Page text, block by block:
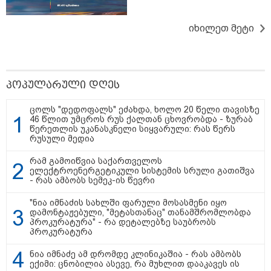
15:54 / 06-08-2026
"ბრალი არის აბურდული -
სამწუხაროა, რომ სრულიად
კატეგორიის ყველა სიახლე
მკითხველის რჩევით
იხილეთ მეტი
პოპულარული დღეს
ცოლს "დედოფალს" ეძახდა, ხოლო 20 წელი თავისზე
46 წლით უმცროს რუს ქალთან ცხოვრობდა - ზურაბ
წერეთლის უკანასკნელი სიყვარული: რას წერს
რუსული მედია
რამ გამოიწვია საქართველოს
ელექტროენერგეტიკული სისტემის სრული გათიშვა
- რას ამბობს სემეკ-ის წევრი
"ნია იმნაძის სახლში ფარული მოსასმენი იყო
დამონტაჟებული, "მეტასთანაც" თანამშრომლობდა
პროკურატურა" - რა დეტალებზე საუბრობს
პროკურატურა
ნია იმნაძე ამ დრომდე კლინიკაშია - რას ამბობს
ექიმი: ცნობილია ასევე, რა მუხლით დააკავეს ის